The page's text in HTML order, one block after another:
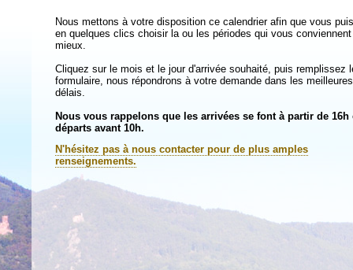
Nous mettons à votre disposition ce calendrier afin que vous
en quelques clics choisir la ou les périodes qui vous
mieux.
Cliquez sur le mois et le jour d'arrivée souhaité, puis remplissez
formulaire, nous répondrons à votre demande dans les meilleures
délais.
Nous vous rappelons que les arrivées se font à partir de 16h
départs avant 10h.
N'hésitez pas à nous contacter pour de plus amples
renseignements.